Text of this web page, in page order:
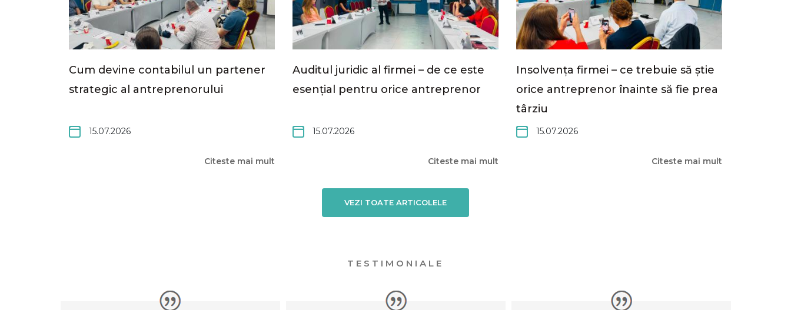
Cum devine contabilul un partener
strategic al antreprenorului
15.07.2026
Citeste mai mult
Auditul juridic al firmei – de ce este
esențial pentru orice antreprenor
15.07.2026
Citeste mai mult
Insolvența firmei – ce trebuie să știe
orice antreprenor înainte să fie prea
târziu
15.07.2026
Citeste mai mult
VEZI TOATE ARTICOLELE
TESTIMONIALE